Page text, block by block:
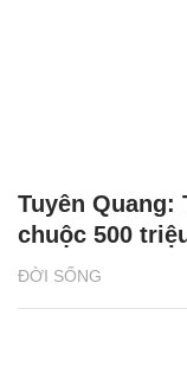
ĐỜI SỐNG
Tuyên
chuộc 500